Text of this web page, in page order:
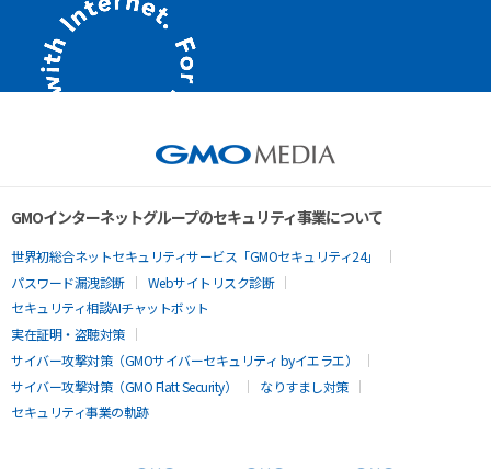
GMOインターネットグループのセキュリティ事業について
世界初総合ネットセキュリティサービス「GMOセキュリティ24」
パスワード漏洩診断
Webサイトリスク診断
セキュリティ相談AIチャットボット
実在証明・盗聴対策
サイバー攻撃対策（GMOサイバーセキュリティ byイエラエ）
サイバー攻撃対策（GMO Flatt Security）
なりすまし対策
セキュリティ事業の軌跡